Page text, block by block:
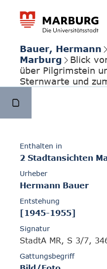
Bauer, Hermann
Marburg
Blick
über Pilgrimstein
Sternwarte und
Enthalten in
2 Stadtansichten
Urheber
Hermann Bauer
Entstehung
[1945-1955]
Signatur
StadtA MR, S 3/7,
Gattungsbegriff